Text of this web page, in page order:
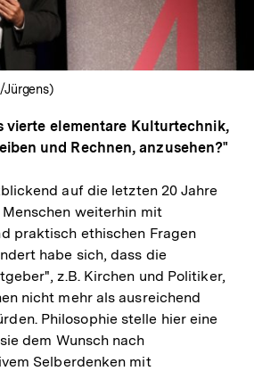
vierte elementare Kulturtechnik,
und Rechnen, anzusehen?"
auf die letzten 20 Jahre
weiterhin mit
praktisch ethischen Fragen
habe sich, dass die
z.B. Kirchen und Politiker,
nicht mehr als ausreichend
Philosophie stelle hier eine
dem Wunsch nach
Selberdenken mit